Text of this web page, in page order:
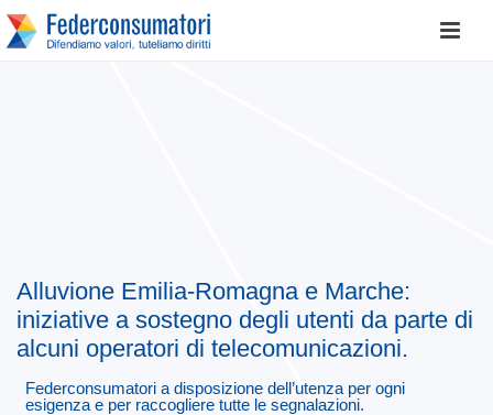
Alluvione Emilia-Romagna e Marche:
iniziative a sostegno degli utenti da parte di
alcuni operatori di telecomunicazioni.
Federconsumatori a disposizione dell’utenza per ogni
esigenza e per raccogliere tutte le segnalazioni.